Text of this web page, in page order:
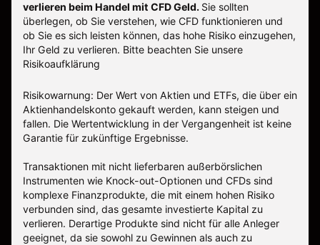
verlieren beim Handel mit CFD Geld. Sie sollten
überlegen, ob Sie verstehen, wie CFD funktionieren und
ob Sie es sich leisten können, das hohe Risiko einzugehen,
Ihr Geld zu verlieren. Bitte beachten Sie unsere
Risikoaufklärung
Risikowarnung: Der Wert von Aktien und ETFs, die über ein
Aktienhandelskonto gekauft werden, kann steigen und
fallen. Die Wertentwicklung in der Vergangenheit ist keine
Garantie für zukünftige Ergebnisse.
Transaktionen mit nicht lieferbaren außerbörslichen
Instrumenten wie Knock-out-Optionen und CFDs sind
komplexe Finanzprodukte, die mit einem hohen Risiko
verbunden sind, das gesamte investierte Kapital zu
verlieren. Derartige Produkte sind nicht für alle Anleger
geeignet, da sie sowohl zu Gewinnen als auch zu